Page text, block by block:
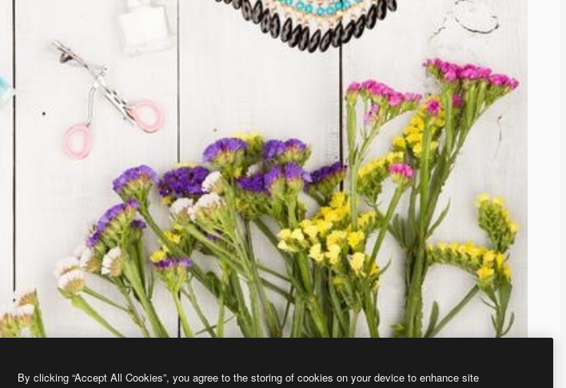
By clicking “Accept All Cookies”, you agree to the storing of cookies on your device to enhance site